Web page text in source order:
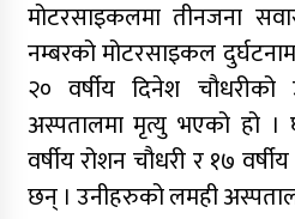
मोटरसाइकलमा तीनजना
नम्बरको मोटरसाइकल
२० वर्षीय दिनेश
अस्पतालमा मृत्यु भएको हो ।
वर्षीय रोशन चौधरी र १७
छन् । उनीहरुको लमही